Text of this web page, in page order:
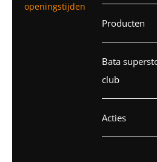
openingstijden
Producten
Bata
club
Acties